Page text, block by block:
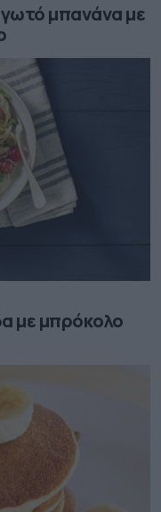
μπανάνα με
με μπρόκολο